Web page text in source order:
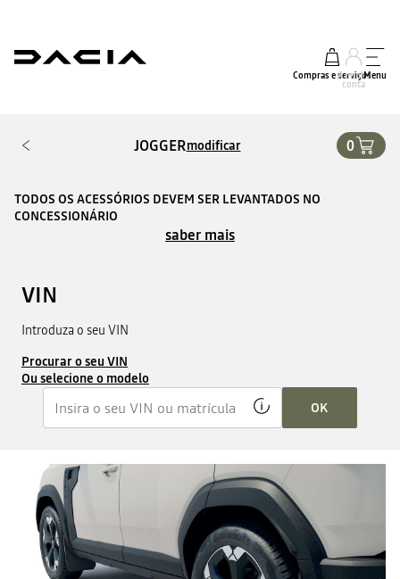
Compras e serviços
A minha
conta
Menu
JOGGERmodificar 0
TODOS OS ACESSÓRIOS DEVEM SER LEVANTADOS NO
CONCESSIONÁRIO
saber mais
VIN
Introduza o seu VIN
Procurar o seu VIN
Ou selecione o modelo
OK